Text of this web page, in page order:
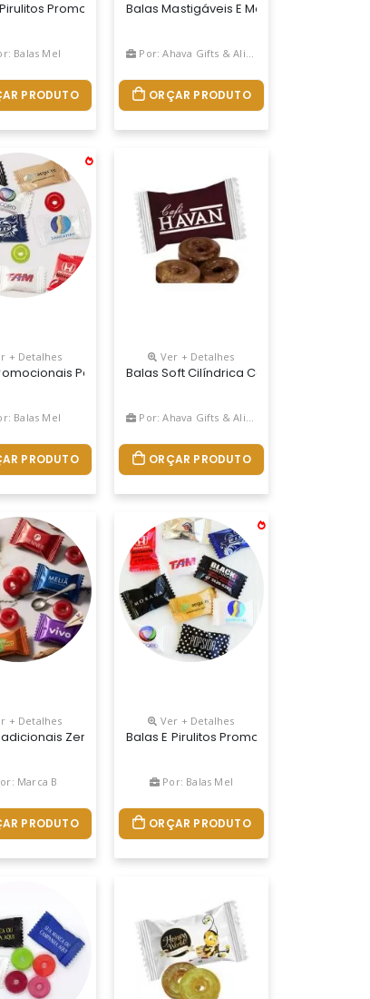
Colorida, Transparente, Lamina Fosca E
Framboesa, Melancia, Uva E Tangerina. Embalagem:
Brinde Promocional E Uma Ferramenta Perfeita Para
E Chocolate Com Morango
Promocionais Para Empresas,comercio O Melhor E
Balas Mel
PRODUTO
Balas Mastigáveis E Macias. Tipo 7
Por: Ahava Gifts & Alimentos Personalizados
ORÇAR PRODUTO
Flow Pack Comum Ou Laminado Envie Sua
Metalizada, Metalizada Colorida, Transparente,
Cereja, Limão, Morango, Framboesa, Melancia,
É Uma Ótima Opção De Brinde Promocional E
+ Detalhes
Para Empresas,comercio O Melhor E Mais
Balas Mel
PRODUTO
Ver + Detalhes
Balas Soft Cilíndrica Com Orifício No
Por: Ahava Gifts & Alimentos Personalizados
ORÇAR PRODUTO
Laranja E Verde Sabor: Tutti-Frutti Embalagem:
E Uma Ferramenta Perfeita Para Fidelizar O Seu
O Melhor E Mais Barato Brinde Promocional Do
+ Detalhes
Zero Açúcar É Uma Ótima Opção De Brinde
Marca B
PRODUTO
Ver + Detalhes
Balas E Pirulitos Promocionais Para
Por: Balas Mel
ORÇAR PRODUTO